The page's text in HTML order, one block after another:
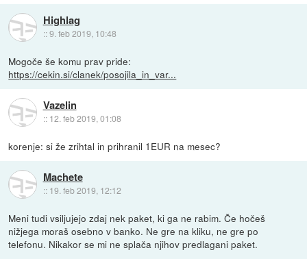
Highlag
::9. feb 2019, 10:48
Mogoče še komu prav pride:
https://cekin.si/clanek/posojila_in_var...
Vazelin
:: 12. feb 2019, 01:08
korenje: si že zrihtal in prihranil 1EUR na mesec?
Machete
:: 19. feb 2019, 12:12
Meni tudi vsiljujejo zdaj nek paket, ki ga ne rabim. Če hočeš
nižjega moraš osebno v banko. Ne gre na kliku, ne gre po
telefonu. Nikakor se mi ne splača njihov predlagani paket.